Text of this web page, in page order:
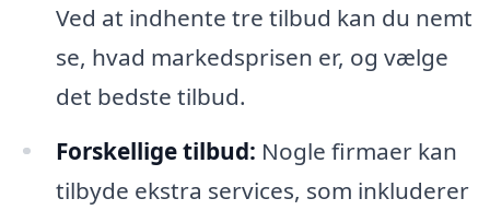
Ved at indhente tre tilbud kan du nemt
se, hvad markedsprisen er, og vælge
det bedste tilbud.
Forskellige tilbud: Nogle firmaer kan
tilbyde ekstra services, som inkluderer